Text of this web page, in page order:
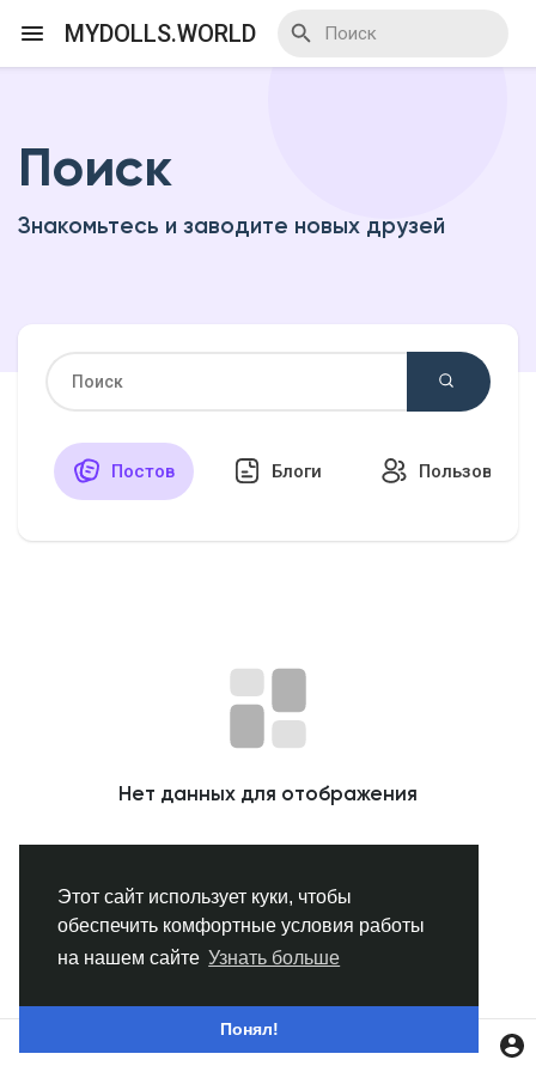
Этот сайт использует куки, чтобы
обеспечить комфортные условия работы
на нашем сайте Узнать больше
Понял!
MYDOLLS.WORLD
Я организатор
Смотреть Базар
Популярные посты
Найти сообщения
Поиск
Знакомьтесь и заводите новых друзей
Постов Блоги
Нет данных для отображения